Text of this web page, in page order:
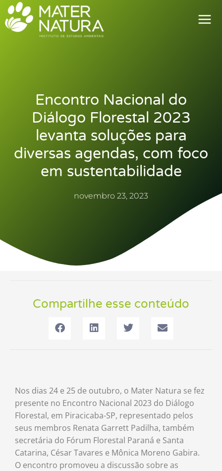
para
Encontro Nacional do
Diálogo Florestal 2023
levanta soluções para
diversas agendas, com foco
em sustentabilidade
novembro 23, 2023
Compartilhe esse conteúdo
Nos dias 24 e 25 de outubro, o Mater Natura se fez
presente no Encontro Nacional 2023 do Diálogo
Florestal, em Piracicaba-SP, representado pelos
seus membros Renata Garrett Padilha, também
secretária do Fórum Florestal Paraná e Santa
Catarina, César Tavares e Mônica Moreno Gabira.
O encontro promoveu a discussão sobre as